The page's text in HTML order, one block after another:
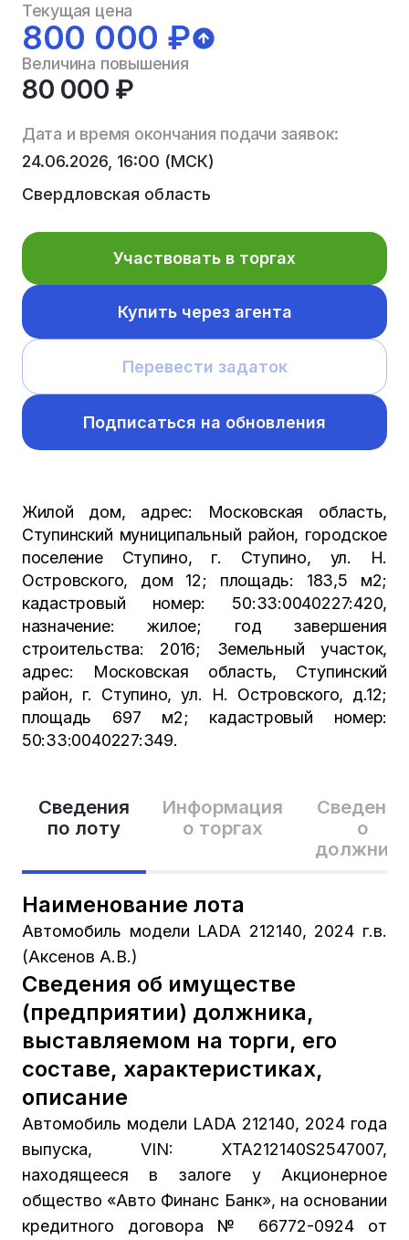
Сведения
по лоту
Информация
о торгах
Сведения
о
Наименование лота
Автомобиль модели LADA 212140, 2024 г.в.
(Аксенов А.В.)
Сведения об имуществе
(предприятии) должника,
выставляемом на торги, его
составе, характеристиках,
описание
Автомобиль модели LADA 212140, 2024 года
выпуска, VIN: XTA212140S2547007,
находящееся в залоге у Акционерное
общество «Авто Финанс Банк», на основании
кредитного договора № 66772-0924 от
Текущая цена
800 000 ₽
Величина повышения
80 000 ₽
Дата и время окончания подачи заявок:
24.06.2026, 16:00 (МСК)
Свердловская область
Участвовать в торгах
Купить через агента
Перевести задаток
Подписаться на обновления
Жилой дом, адрес: Московская область,
Ступинский муниципальный район, городское
поселение Ступино, г. Ступино, ул. Н.
Островского, дом 12; площадь: 183,5 м2;
кадастровый номер: 50:33:0040227:420,
назначение: жилое; год завершения
строительства: 2016; Земельный участок,
адрес: Московская область, Ступинский
район, г. Ступино, ул. Н. Островского, д.12;
площадь 697 м2; кадастровый номер:
50:33:0040227:349.